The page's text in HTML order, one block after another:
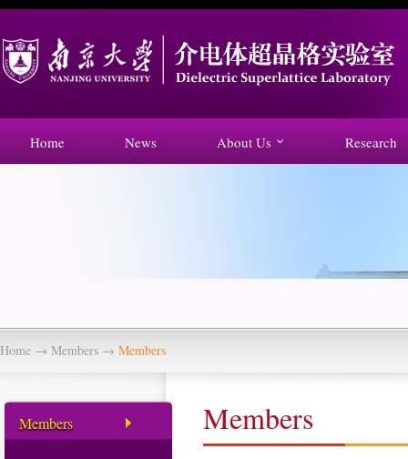
Home News About Us Research
Home → Members → Members
Members
Members